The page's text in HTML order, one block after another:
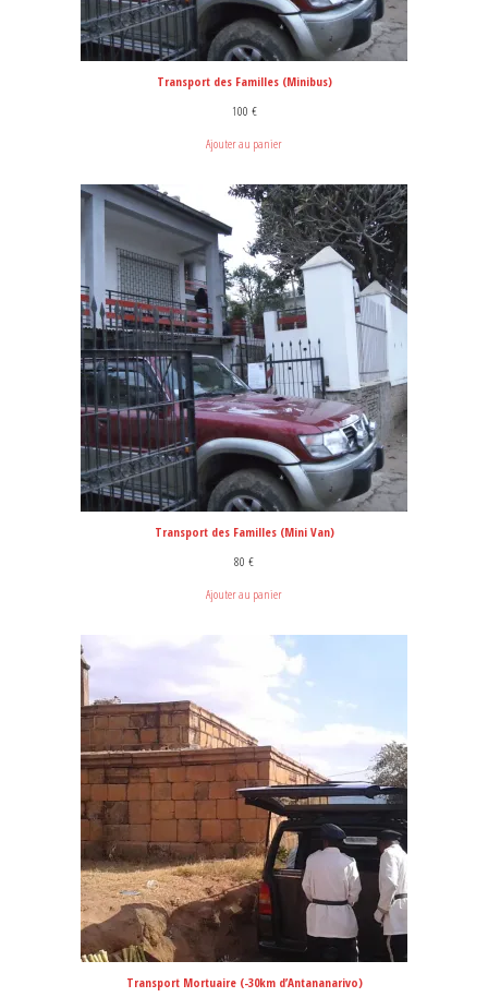
Transport des Familles (Minibus)
100 €
Ajouter au panier
Transport des Familles (Mini Van)
80 €
Ajouter au panier
Transport Mortuaire (-30km d’Antananarivo)